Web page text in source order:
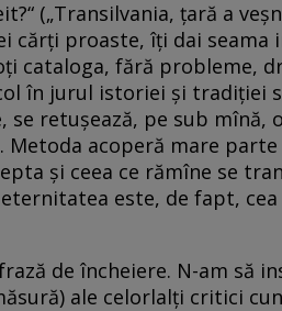
(„Transilvania, ţară a
cărţi proaste, îţi dai seama
cataloga, fără probleme,
în jurul istoriei şi tradiţiei
retuşează, pe sub mînă,
acoperă mare
şi ceea ce rămîne se
este, de fapt, cea
de încheiere. N-am să
ale celorlalţi critici